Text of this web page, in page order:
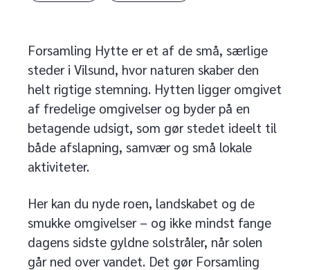
Forsamling Hytte er et af de små, særlige
steder i Vilsund, hvor naturen skaber den
helt rigtige stemning. Hytten ligger omgivet
af fredelige omgivelser og byder på en
betagende udsigt, som gør stedet ideelt til
både afslapning, samvær og små lokale
aktiviteter.
Her kan du nyde roen, landskabet og de
smukke omgivelser – og ikke mindst fange
dagens sidste gyldne solstråler, når solen
går ned over vandet. Det gør Forsamling